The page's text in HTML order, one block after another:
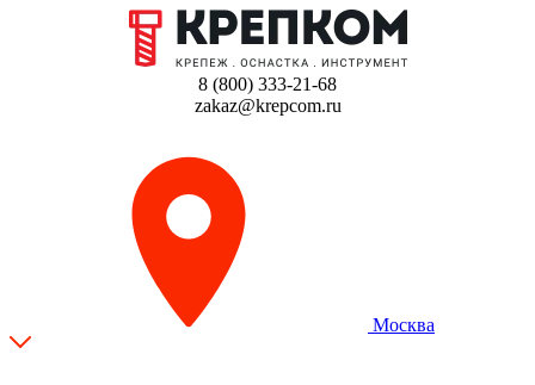
8 (800) 333-21-68
zakaz@krepcom.ru
Москва